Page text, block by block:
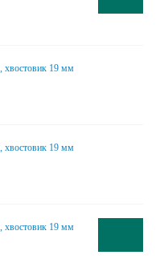
хвостовик 19 мм
хвостовик 19 мм
хвостовик 19 мм